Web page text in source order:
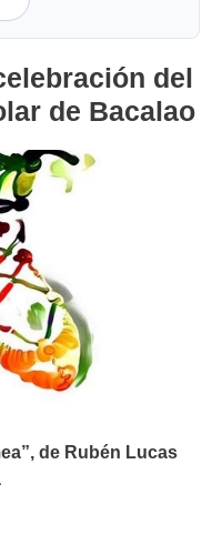
del
de Bacalao
de Rubén Lucas